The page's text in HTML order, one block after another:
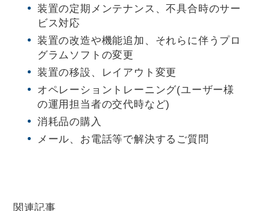
装置の定期メンテナンス、不具合時のサー
ビス対応
装置の改造や機能追加、それらに伴うプロ
グラムソフトの変更
装置の移設、レイアウト変更
オペレーショントレーニング(ユーザー様
の運用担当者の交代時など)
消耗品の購入
メール、お電話等で解決するご質問
関連記事